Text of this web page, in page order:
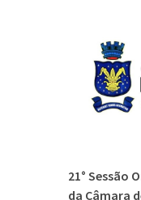
21° Sessão
da Câmara